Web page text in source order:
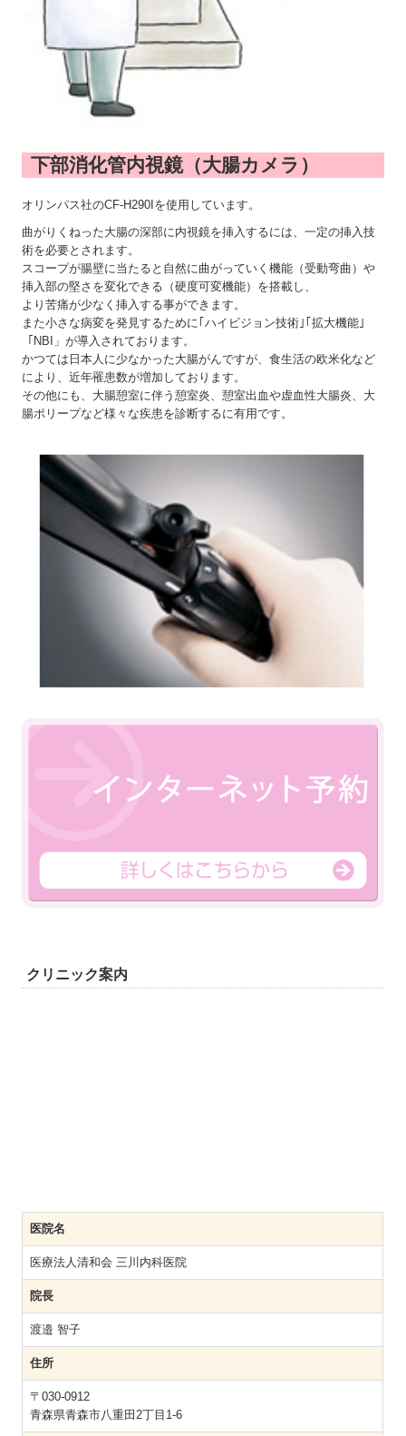
下部消化管内視鏡（大腸カメラ）
オリンパス社のCF-H290Iを使用しています。
曲がりくねった大腸の深部に内視鏡を挿入するには、一定の挿入技
術を必要とされます。
スコープが腸壁に当たると自然に曲がっていく機能（受動弯曲）や
挿入部の堅さを変化できる（硬度可変機能）を搭載し、
より苦痛が少なく挿入する事ができます。
また小さな病変を発見するために｢ハイビジョン技術｣｢拡大機能｣
「NBI」が導入されております。
かつては日本人に少なかった大腸がんですが、食生活の欧米化など
により、近年罹患数が増加しております。
その他にも、大腸憩室に伴う憩室炎、憩室出血や虚血性大腸炎、大
腸ポリープなど様々な疾患を診断するに有用です。
クリニック案内
医院名
医療法人清和会 三川内科医院
院長
渡邉 智子
住所
〒030-0912
青森県青森市八重田2丁目1-6